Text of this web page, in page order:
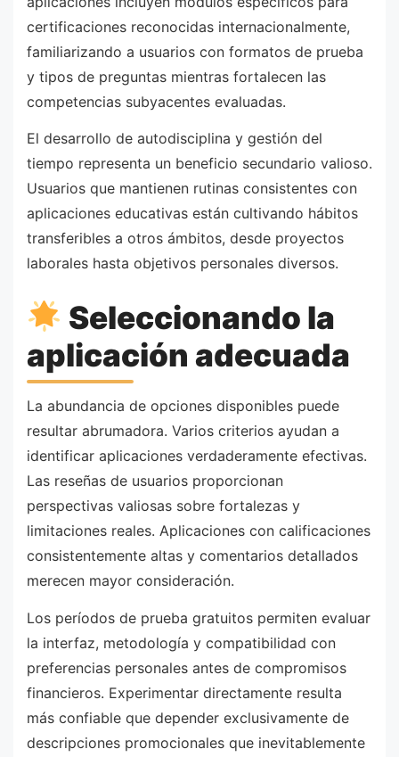
certificaciones reconocidas internacionalmente,
familiarizando a usuarios con formatos de prueba
y tipos de preguntas mientras fortalecen las
competencias subyacentes evaluadas.
El desarrollo de autodisciplina y gestión del
tiempo representa un beneficio secundario valioso.
Usuarios que mantienen rutinas consistentes con
aplicaciones educativas están cultivando hábitos
transferibles a otros ámbitos, desde proyectos
laborales hasta objetivos personales diversos.
Seleccionando la
aplicación adecuada
La abundancia de opciones disponibles puede
resultar abrumadora. Varios criterios ayudan a
identificar aplicaciones verdaderamente efectivas.
Las reseñas de usuarios proporcionan
perspectivas valiosas sobre fortalezas y
limitaciones reales. Aplicaciones con calificaciones
consistentemente altas y comentarios detallados
merecen mayor consideración.
Los períodos de prueba gratuitos permiten evaluar
la interfaz, metodología y compatibilidad con
preferencias personales antes de compromisos
financieros. Experimentar directamente resulta
más confiable que depender exclusivamente de
descripciones promocionales que inevitablemente